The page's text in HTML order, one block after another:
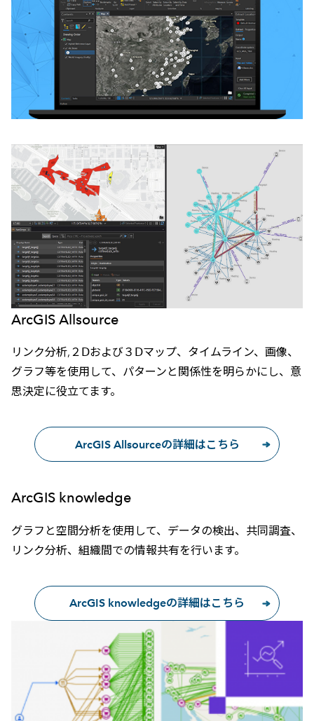
ArcGIS Allsource
リンク分析,２Ⅾおよび３Ⅾマップ、タイムライン、画像、
グラフ等を使用して、パターンと関係性を明らかにし、意
思決定に役立てます。
ArcGIS Allsourceの詳細はこちら
ArcGIS knowledge
グラフと空間分析を使用して、データの検出、共同調査、
リンク分析、組織間での情報共有を行います。
ArcGIS knowledgeの詳細はこちら